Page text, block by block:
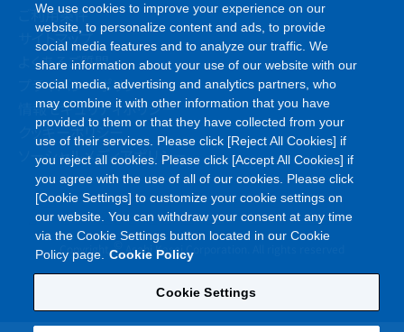
ご利用条件
サイトマップ
よくあるご質問
プライバシーポリシー
情報セキュリティポリシー
クッキーポリシー
ソーシャルメディアポリシー
Copyright© Asahi Kasei Corporation. All rights reserved
We use cookies to improve your experience on our
website, to personalize content and ads, to provide
social media features and to analyze our traffic. We
share information about your use of our website with our
social media, advertising and analytics partners, who
may combine it with other information that you have
provided to them or that they have collected from your
use of their services. Please click [Reject All Cookies] if
you reject all cookies. Please click [Accept All Cookies] if
you agree with the use of all of our cookies. Please click
[Cookie Settings] to customize your cookie settings on
our website. You can withdraw your consent at any time
via the Cookie Settings button located in our Cookie
Policy page. Cookie Policy
Cookie Settings